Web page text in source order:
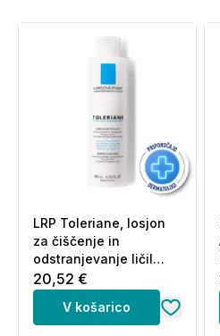
20,
GLUTAMATE,
EXTRACT, T-
TRISODIUM
(CODE F.I.L.:N298527/1)
Informacije o proizvajalcu
elektronski kontaktni naslov
povezavi (klik).
LRP Toleriane, losjon
za čiščenje in
odstranjevanje ličil
(200 ml)
20,52 €
V košarico